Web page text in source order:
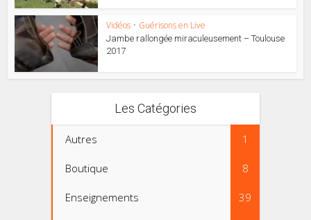
Vidéos • Guérisons en Live
Jambe rallongée miraculeusement – Toulouse
2017
Les Catégories
Autres 1
Boutique 8
Enseignements 39